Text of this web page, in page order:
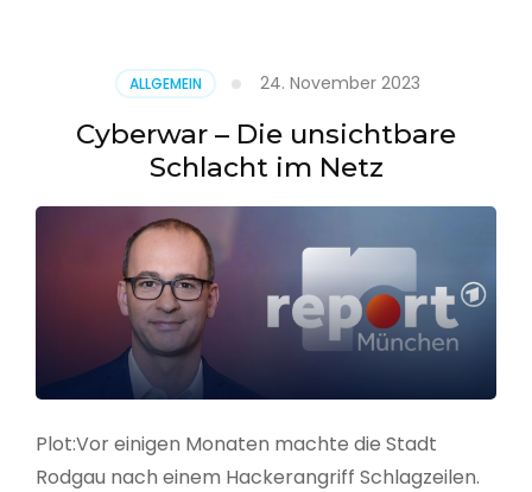
ALLGEMEIN 24. November 2023
Cyberwar – Die unsichtbare
Schlacht im Netz
Plot:Vor einigen Monaten machte die Stadt
Rodgau nach einem Hackerangriff Schlagzeilen.